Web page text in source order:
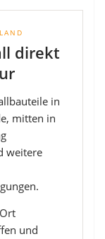
direkt
in
mitten in
weitere
und